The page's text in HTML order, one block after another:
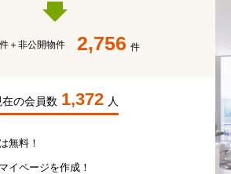
＋非公開物件 2,756 件
在の会員数 1,372 人
無料！
マイページを作成！